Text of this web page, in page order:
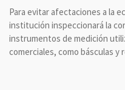
Para evitar afectaciones a la
institución inspeccionará la
instrumentos de medición
comerciales, como básculas